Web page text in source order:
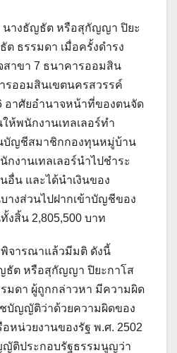
นางธัญธัต หรือสุกัญญา ปิยะ
ธรรมดา เมื่อครั้งดำรง
าขา 7 ธนาคารออมสิน
รออมสินเขตนครสวรรค์
อาศัยอำนาจหน้าที่ของตนจัด
ห้พนักงานเทลเลอร์ทำ
บัญชีสมาชิกกองทุนหมู่บ้าน
งานเทลเลอร์นำไปชำระ
น และได้นำเงินของ
งส่วนไปฝากเข้าบัญชีของ
งสิ้น 2,805,500 บาท
จารณาแล้วมีมติ ดังนี้
ธัต หรือสุกัญญา ปิยะกาโส
มดา ผู้ถูกกล่าวหา มีความผิด
บัญญัติว่าด้วยความผิดของ
หน่วยงานของรัฐ พ.ศ. 2502
ญัติประกอบรัฐธรรมนูญว่า